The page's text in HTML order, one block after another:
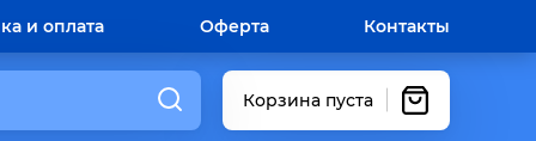
и оплата Оферта Контакты
Корзина пуста